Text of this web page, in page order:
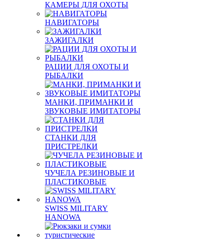
КАМЕРЫ ДЛЯ ОХОТЫ
НАВИГАТОРЫ
ЗАЖИГАЛКИ
РАЦИИ ДЛЯ ОХОТЫ И
РЫБАЛКИ
МАНКИ, ПРИМАНКИ И
ЗВУКОВЫЕ ИМИТАТОРЫ
СТАНКИ ДЛЯ
ПРИСТРЕЛКИ
ЧУЧЕЛА РЕЗИНОВЫЕ И
ПЛАСТИКОВЫЕ
SWISS MILITARY
HANOWA